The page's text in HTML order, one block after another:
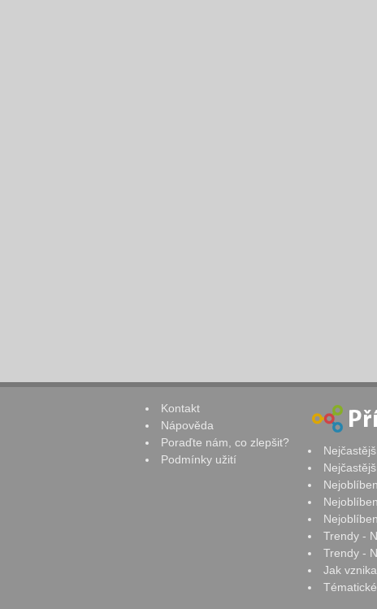
Kontakt
Nápověda
Poraďte nám, co zlepšit?
Podmínky užití
Trendy -
Trendy -
Jak